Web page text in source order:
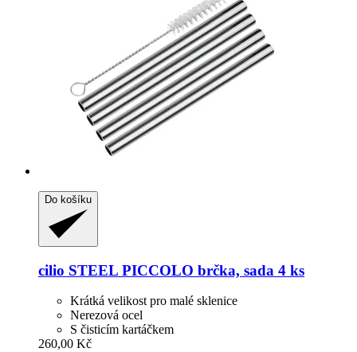
Do košíku
cilio STEEL PICCOLO brčka, sada 4 ks
Krátká velikost pro malé sklenice
Nerezová ocel
S čisticím kartáčkem
260,00 Kč